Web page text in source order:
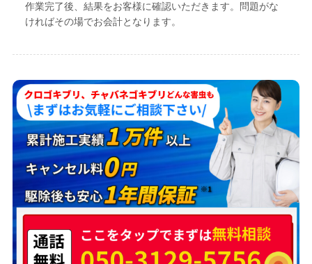
作業完了後、結果をお客様に確認いただきます。問題がな
ければその場でお会計となります。